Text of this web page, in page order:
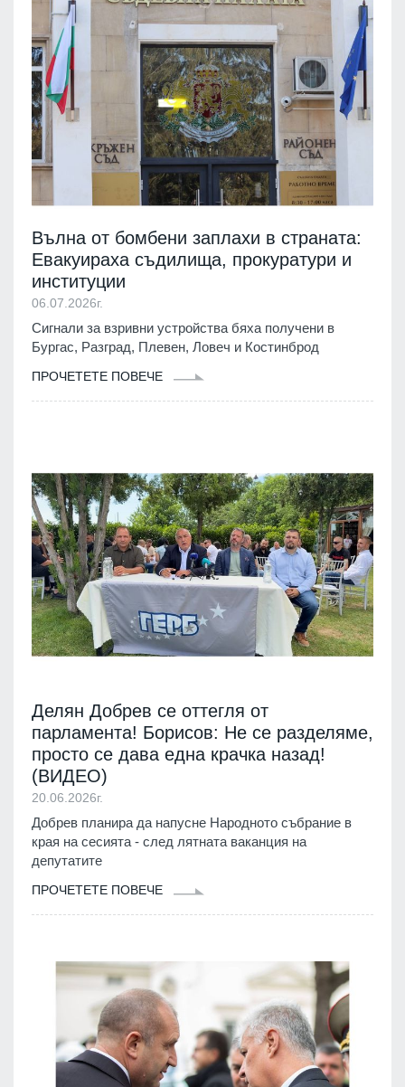
Вълна от бомбени заплахи в страната:
Евакуираха съдилища, прокуратури и
институции
06.07.2026г.
Сигнали за взривни устройства бяха получени в
Бургас, Разград, Плевен, Ловеч и Костинброд
ПРОЧЕТЕТЕ ПОВЕЧЕ
Делян Добрев се оттегля от
парламента! Борисов: Не се разделяме,
просто се дава една крачка назад!
(ВИДЕО)
20.06.2026г.
Добрев планира да напусне Народното събрание в
края на сесията - след лятната ваканция на
депутатите
ПРОЧЕТЕТЕ ПОВЕЧЕ